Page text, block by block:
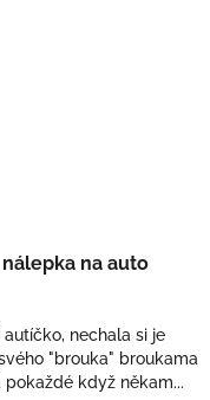
na auto
nechala si je
"brouka" broukama
když někam...